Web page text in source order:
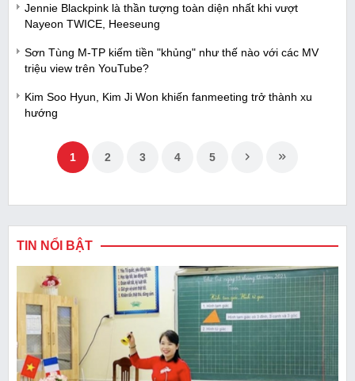
Jennie Blackpink là thần tượng toàn diện nhất khi vượt
Nayeon TWICE, Heeseung
Sơn Tùng M-TP kiếm tiền "khủng" như thế nào với các MV
triệu view trên YouTube?
Kim Soo Hyun, Kim Ji Won khiến fanmeeting trở thành xu
hướng
1 2 3 4 5
TIN NỔI BẬT